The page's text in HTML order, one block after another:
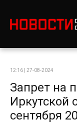
12:16 | 27-08-2024
Запрет на
Иркутской
сентября